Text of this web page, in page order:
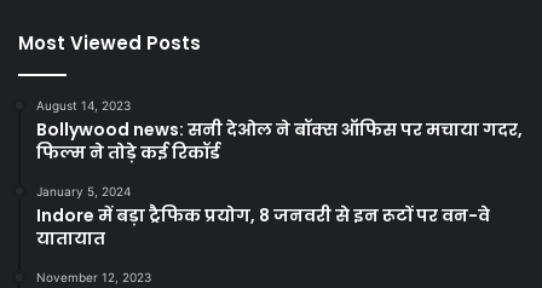
Most Viewed Posts
August 14, 2023
Bollywood news: सनी देओल ने बॉक्स ऑफिस पर मचाया गदर,
फिल्म ने तोड़े कई रिकॉर्ड
January 5, 2024
Indore में बड़ा ट्रैफिक प्रयोग, 8 जनवरी से इन रूटों पर वन-वे
यातायात
November 12, 2023